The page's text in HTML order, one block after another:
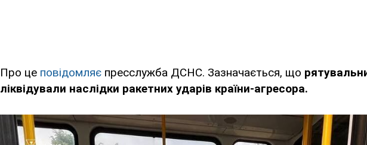
Про це повідомляє пресслужба ДСНС. Зазначається, що
ліквідували наслідки ракетних ударів країни-агресора.